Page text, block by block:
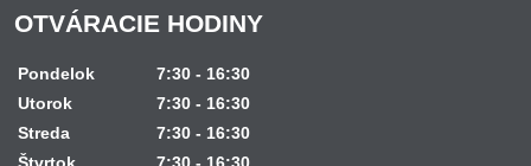
OTVÁRACIE HODINY
Pondelok
7:30 - 16:30
Utorok
7:30 - 16:30
Streda
7:30 - 16:30